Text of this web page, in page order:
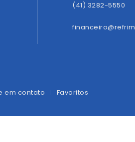
(41) 3282-5550
em contato Favoritos